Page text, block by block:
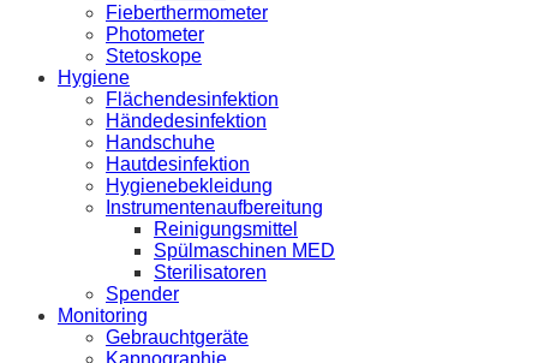
Fieberthermometer
Photometer
Stetoskope
Hygiene
Flächendesinfektion
Händedesinfektion
Handschuhe
Hautdesinfektion
Hygienebekleidung
Instrumentenaufbereitung
Reinigungsmittel
Spülmaschinen MED
Sterilisatoren
Spender
Monitoring
Gebrauchtgeräte
Kapnographie